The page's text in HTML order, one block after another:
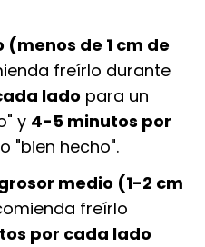
de 1 cm de
freírlo durante
lado para un
y 4-5 minutos por
"bien hecho".
medio (1-2 cm
freírlo
por cada lado